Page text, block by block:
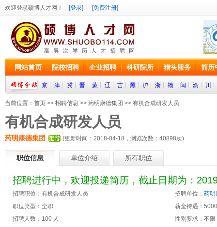
欢迎登录硕博人才网！ [登录] [免费注册]
网站首页 院校招聘 企业招聘 科研院所 猎头服务 简历
京 津 冀 晋 蒙 辽 吉 黑 沪 浙 赣 闽 渝 川
当前位置： 首页 >> 招聘信息 >> 药明康德集团 >> 有机合成研发人员
有机合成研发人员
药明康德集团 (更新时间：2018-04-18，浏览次数： 40898次)
职位信息 单位介绍 所有职位
招聘进行中，欢迎投递简历，截止日期为：
招聘职位：有机合成研发人员 招聘单位： 药明
职位类型：全职
薪金待遇：
招聘人数：100 人
性别要求：不限